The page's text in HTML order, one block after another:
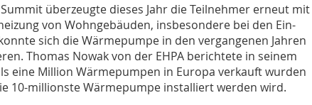
überzeugte dieses Jahr die Teilnehmer erneut mit
von Wohngebäuden, insbesondere bei den Ein-
sich die Wärmepumpe in den vergangenen Jahren
Thomas Nowak von der EHPA berichtete in seinem
eine Million Wärmepumpen in Europa verkauft wurden
10-millionste Wärmepumpe installiert werden wird.